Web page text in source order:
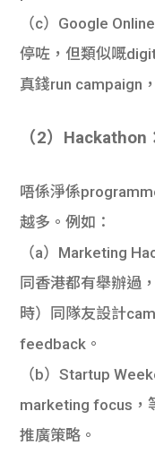
（c）Google
停咗，但類似嘅
真錢run campaign
（2）Hackathon
唔係淨係
越多。例如：
（a）Marketing
同香港都有舉辦過
時）同隊友設計
feedback。
（b）Startup
marketing focus，
推廣策略。